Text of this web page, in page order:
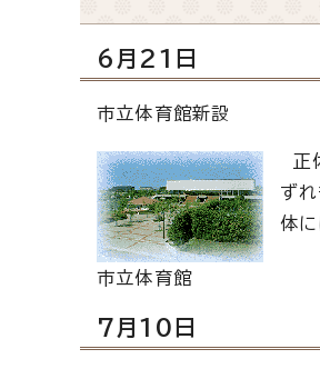
6月21日
市立体育館新設
市立体育館
正
ず
体に
7月10日